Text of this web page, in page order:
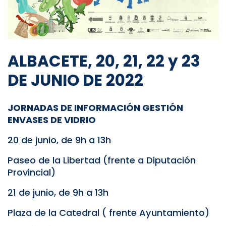
ALBACETE, 20, 21, 22 y 23
DE JUNIO DE 2022
JORNADAS DE INFORMACIÓN GESTIÓN
ENVASES DE VIDRIO
20 de junio, de 9h a 13h
Paseo de la Libertad (frente a Diputación
Provincial)
21 de junio, de 9h a 13h
Plaza de la Catedral ( frente Ayuntamiento)